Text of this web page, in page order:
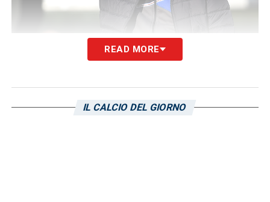
Fiorentina-Sampdoria: le immagini
del match
READ MORE
IL CALCIO DEL GIORNO